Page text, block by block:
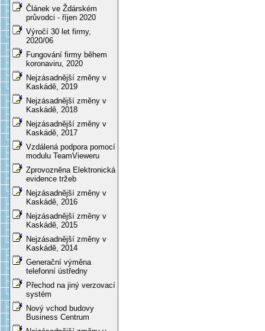
Článek ve Ždárském
průvodci - říjen 2020
Výročí 30 let firmy,
2020/06
Fungování firmy během
koronaviru, 2020
Nejzásadnější změny v
Kaskádě, 2019
Nejzásadnější změny v
Kaskádě, 2018
Nejzásadnější změny v
Kaskádě, 2017
Vzdálená podpora pomocí
modulu TeamVieweru
Zprovozněna Elektronická
evidence tržeb
Nejzásadnější změny v
Kaskádě, 2016
Nejzásadnější změny v
Kaskádě, 2015
Nejzásadnější změny v
Kaskádě, 2014
Generační výměna
telefonní ústředny
Přechod na jiný verzovací
systém
Nový vchod budovy
Business Centrum